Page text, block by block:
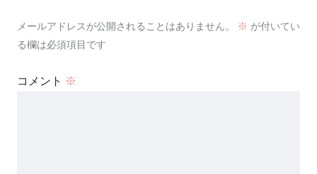
メールアドレスが公開されることはありません。 ※ が付いてい
る欄は必須項目です
コメント ※